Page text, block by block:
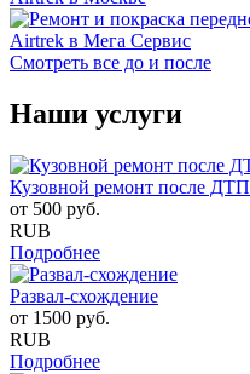
Смотреть все до и после
Наши услуги
Кузовной ремонт после ДТП
от 500 руб.
RUB
Подробнее
Развал-схождение
от 1500 руб.
RUB
Подробнее